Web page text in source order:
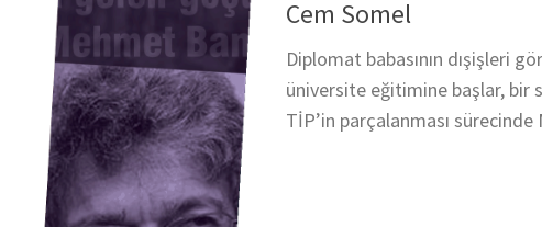
Cem Somel
Diplomat babasının dışişleri
üniversite eğitimine başlar, bir
TİP’in parçalanması